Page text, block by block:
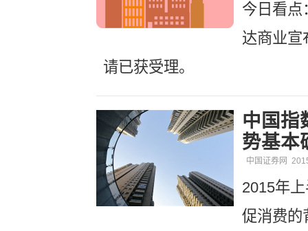
今日看点
达商业宣
请已获受理。
中国指
势基本
中国证券网
2015年
促消费的